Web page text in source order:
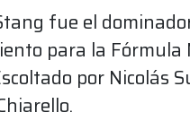
fue el
para la Fórmula
por Nicolás